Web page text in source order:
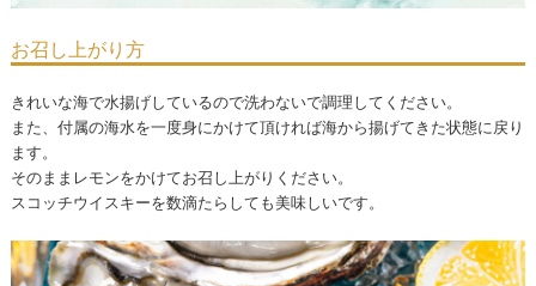
お召し上がり方
きれいな海で水揚げしているので洗わないで調理してください。
また、付属の海水を一度身にかけて頂ければ海から揚げてきた状態に戻り
ます。
そのままレモンをかけてお召し上がりください。
スコッチウイスキーを数滴たらしても美味しいです。